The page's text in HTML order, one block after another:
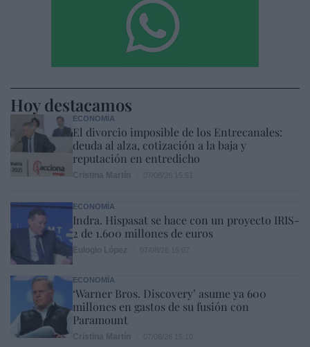
Hoy destacamos
ECONOMÍA
El divorcio imposible de los Entrecanales:
deuda al alza, cotización a la baja y
reputación en entredicho
ECONOMÍA
Indra. Hispasat se hace con un proyecto IRIS-
2 de 1.600 millones de euros
ECONOMÍA
‘Warner Bros. Discovery’ asume ya 600
millones en gastos de su fusión con
Paramount